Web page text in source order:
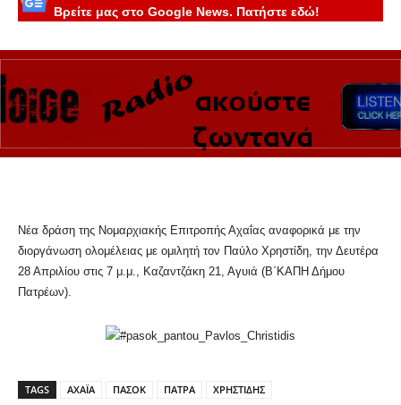
Βρείτε μας στο Google News. Πατήστε εδώ!
Νέα δράση της Νομαρχιακής Επιτροπής Αχαΐας αναφορικά με την
διοργάνωση ολομέλειας με ομιλητή τον Παύλο Χρηστίδη, την Δευτέρα
28 Απριλίου στις 7 μ.μ., Καζαντζάκη 21, Αγυιά (Β΄ΚΑΠΗ Δήμου
Πατρέων).
TAGS ΑΧΑΪΑ ΠΑΣΟΚ ΠΑΤΡΑ ΧΡΗΣΤΙΔΗΣ